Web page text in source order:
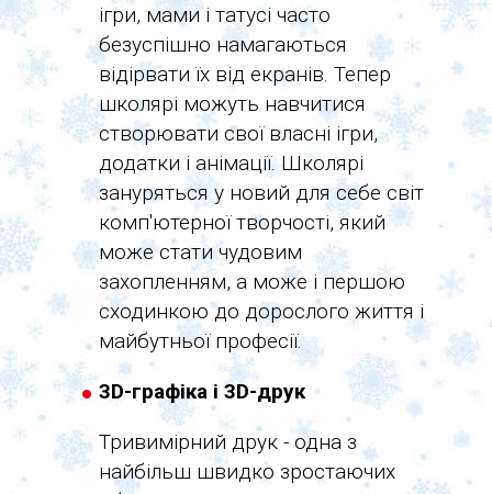
ігри, мами і татусі часто
безуспішно намагаються
відірвати їх від екранів. Тепер
школярі можуть навчитися
створювати свої власні ігри,
додатки і анімації. Школярі
зануряться у новий для себе світ
комп'ютерної творчості, який
може стати чудовим
захопленням, а може і першою
сходинкою до дорослого життя і
майбутньої професії.
3D-графіка і 3D-друк
Тривимірний друк - одна з
найбільш швидко зростаючих